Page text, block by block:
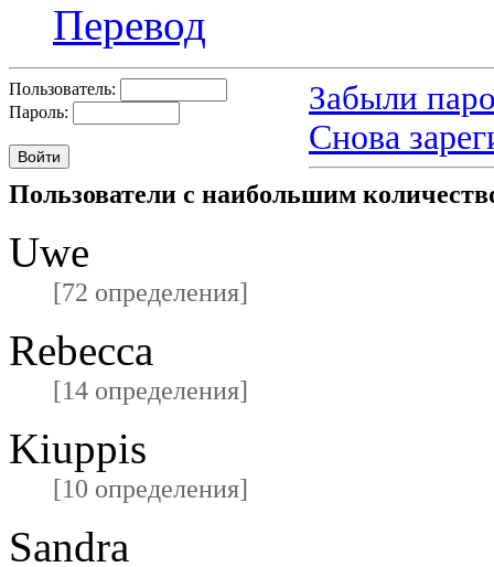
Перевод
Пользователь:
Пароль:
Забыли
Снова
Пользователи с наибольшим
Uwe
[72 определения]
Rebecca
[14 определения]
Kiuppis
[10 определения]
Sandra